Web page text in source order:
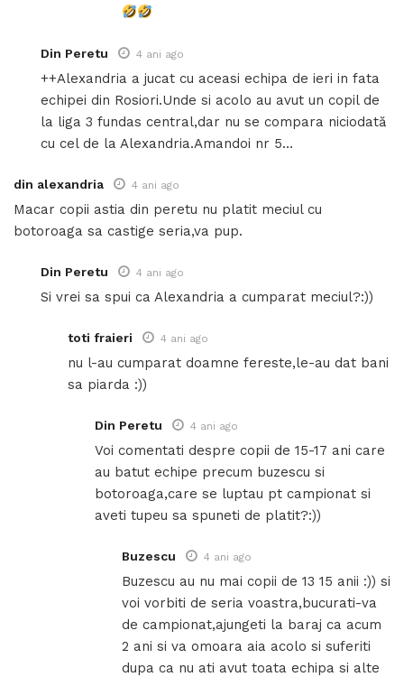
Din Peretu 4 ani ago
++Alexandria a jucat cu aceasi echipa de ieri in fata
echipei din Rosiori.Unde si acolo au avut un copil de
la liga 3 fundas central,dar nu se compara niciodată
cu cel de la Alexandria.Amandoi nr 5…
din alexandria 4 ani ago
Macar copii astia din peretu nu platit meciul cu
botoroaga sa castige seria,va pup.
Din Peretu 4 ani ago
Si vrei sa spui ca Alexandria a cumparat meciul?:))
toti fraieri 4 ani ago
nu l-au cumparat doamne fereste,le-au dat bani
sa piarda :))
Din Peretu 4 ani ago
Voi comentati despre copii de 15-17 ani care
au batut echipe precum buzescu si
botoroaga,care se luptau pt campionat si
aveti tupeu sa spuneti de platit?:))
Buzescu 4 ani ago
Buzescu au nu mai copii de 13 15 anii :)) si
voi vorbiti de seria voastra,bucurati-va
de campionat,ajungeti la baraj ca acum
2 ani si va omoara aia acolo si suferiti
dupa ca nu ati avut toata echipa si alte